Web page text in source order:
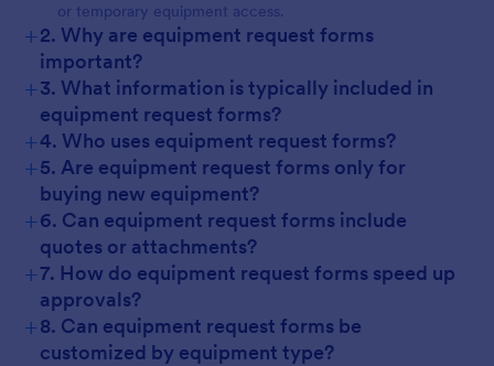
or temporary equipment access.
+2. Why are equipment request forms
important?
+3. What information is typically included in
equipment request forms?
+4. Who uses equipment request forms?
+5. Are equipment request forms only for
buying new equipment?
+6. Can equipment request forms include
quotes or attachments?
+7. How do equipment request forms speed up
approvals?
+8. Can equipment request forms be
customized by equipment type?